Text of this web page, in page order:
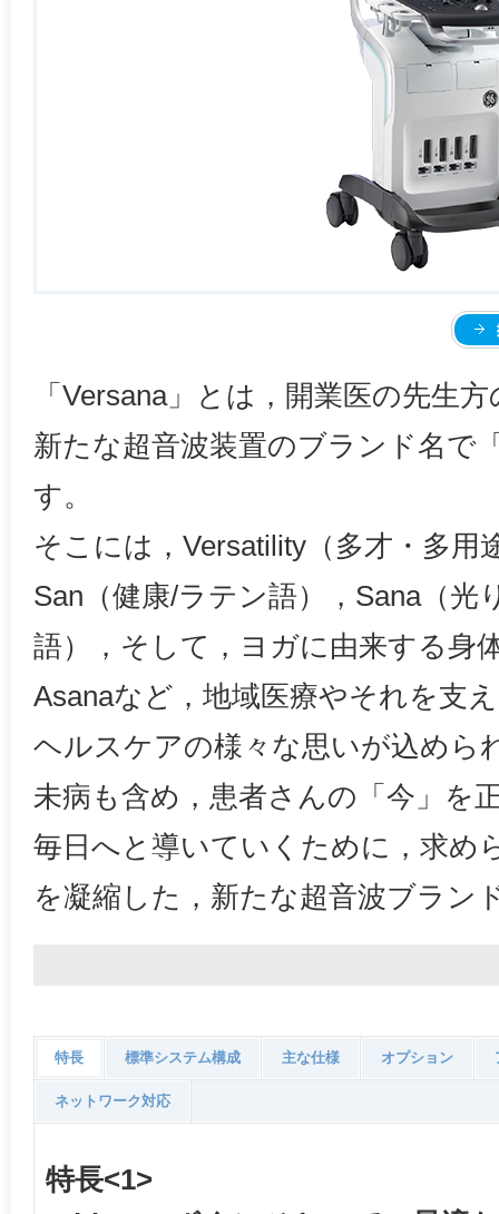
「Versana」とは，開業医の先生
新たな超音波装置のブランド名で
す。
そこには，Versatility（多才・多用
San（健康/ラテン語），Sana（光
語），そして，ヨガに由来する身
Asanaなど，地域医療やそれを支
ヘルスケアの様々な思いが込めら
未病も含め，患者さんの「今」を
毎日へと導いていくために，求め
を凝縮した，新たな超音波ブラン
特長 標準システム構成 主な仕様 オプション
ネットワーク対応
特長<1>